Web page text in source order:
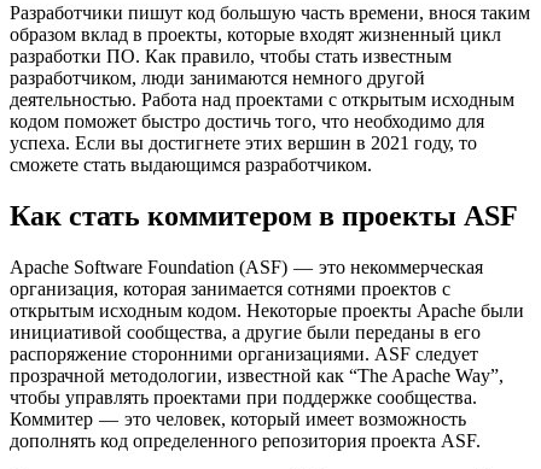
Разработчики пишут код большую часть времени, внося таким
образом вклад в проекты, которые входят жизненный цикл
разработки ПО. Как правило, чтобы стать известным
разработчиком, люди занимаются немного другой
деятельностью. Работа над проектами с открытым исходным
кодом поможет быстро достичь того, что необходимо для
успеха. Если вы достигнете этих вершин в 2021 году, то
сможете стать выдающимся разработчиком.
Как стать коммитером в проекты ASF
Apache Software Foundation (ASF) — это некоммерческая
организация, которая занимается сотнями проектов с
открытым исходным кодом. Некоторые проекты Apache были
инициативой сообщества, а другие были переданы в его
распоряжение сторонними организациями. ASF следует
прозрачной методологии, известной как “The Apache Way”,
чтобы управлять проектами при поддержке сообщества.
Коммитер — это человек, который имеет возможность
дополнять код определенного репозитория проекта ASF.